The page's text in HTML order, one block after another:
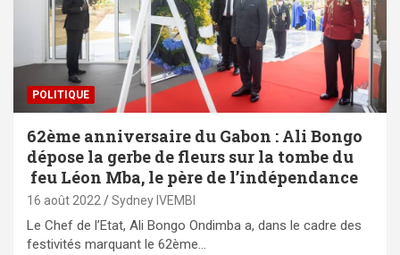
POLITIQUE
62ème anniversaire du Gabon : Ali Bongo
dépose la gerbe de fleurs sur la tombe du
feu Léon Mba, le père de l’indépendance
16 août 2022 Sydney IVEMBI
Le Chef de l’Etat, Ali Bongo Ondimba a, dans le cadre des
festivités marquant le 62ème…